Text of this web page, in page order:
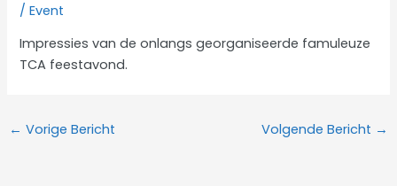
/Event
Impressies van de onlangs georganiseerde famuleuze
TCA feestavond.
← Vorige Bericht Volgende Bericht →